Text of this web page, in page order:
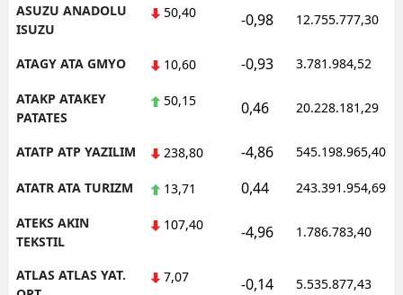
ASUZU ANADOLU
ISUZU
50,40 -0,98 12.755.777,30
ATAGY ATA GMYO 10,60 -0,93 3.781.984,52
ATAKP ATAKEY
PATATES
50,15 0,46 20.228.181,29
ATATP ATP YAZILIM 238,80 -4,86 545.198.965,40
ATATR ATA TURIZM 13,71 0,44 243.391.954,69
ATEKS AKIN
TEKSTIL
107,40 -4,96 1.786.783,40
ATLAS ATLAS YAT.
7,07 -0,14 5.535.877,43